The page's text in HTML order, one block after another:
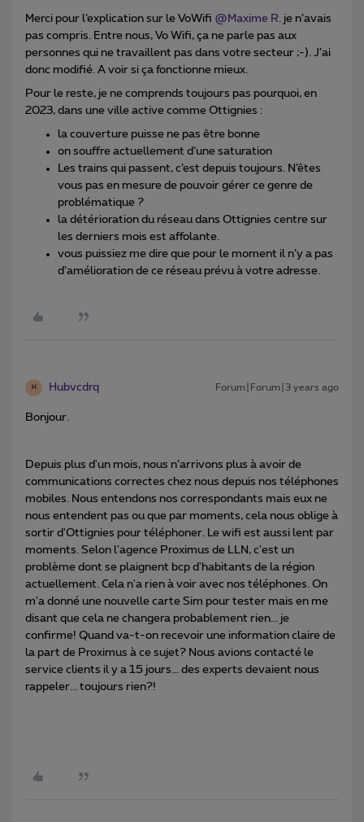
Merci pour l’explication sur le VoWifi @Maxime R. je n’avais
pas compris. Entre nous, Vo Wifi, ça ne parle pas aux
personnes qui ne travaillent pas dans votre secteur ;-). J’ai
donc modifié. A voir si ça fonctionne mieux.
Pour le reste, je ne comprends toujours pas pourquoi, en
2023, dans une ville active comme Ottignies :
la couverture puisse ne pas être bonne
on souffre actuellement d’une saturation
Les trains qui passent, c’est depuis toujours. N’êtes
vous pas en mesure de pouvoir gérer ce genre de
problématique ?
la détérioration du réseau dans Ottignies centre sur
les derniers mois est affolante.
vous puissiez me dire que pour le moment il n’y a pas
d’amélioration de ce réseau prévu à votre adresse.
H Hubvcdrq Forum|Forum|3 years ago
Bonjour.
Depuis plus d'un mois, nous n’arrivons plus à avoir de
communications correctes chez nous depuis nos téléphones
mobiles. Nous entendons nos correspondants mais eux ne
nous entendent pas ou que par moments, cela nous oblige à
sortir d'Ottignies pour téléphoner. Le wifi est aussi lent par
moments. Selon l'agence Proximus de LLN, c'est un
problème dont se plaignent bcp d'habitants de la région
actuellement. Cela n'a rien à voir avec nos téléphones. On
m'a donné une nouvelle carte Sim pour tester mais en me
disant que cela ne changera probablement rien... je
confirme! Quand va-t-on recevoir une information claire de
la part de Proximus à ce sujet? Nous avions contacté le
service clients il y a 15 jours... des experts devaient nous
rappeler... toujours rien?!